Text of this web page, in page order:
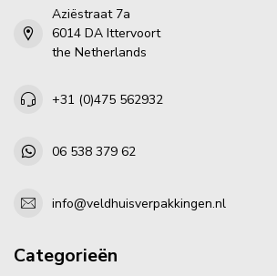
Aziëstraat 7a
6014 DA Ittervoort
the Netherlands
+31 (0)475 562932
06 538 379 62
info@veldhuisverpakkingen.nl
Categorieën